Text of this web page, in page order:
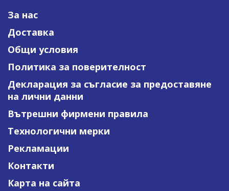
За нас
Доставка
Общи условия
Политика за поверителност
Декларация за съгласие за предоставяне
на лични данни
Вътрешни фирмени правила
Технологични мерки
Рекламации
Контакти
Карта на сайта